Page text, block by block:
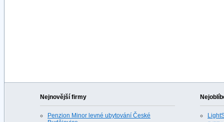
Nejnovější firmy
Penzion Minor levné ubytování České